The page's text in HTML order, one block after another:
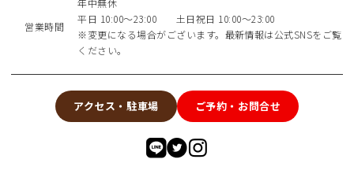
営業時間
年中無休
平日 10:00〜23:00 土日祝日 10:00〜23:00
※変更になる場合がございます。最新情報は公式SNSをご覧
ください。
アクセス・駐車場 ご予約・お問合せ